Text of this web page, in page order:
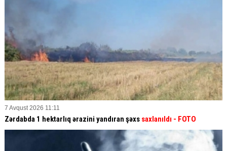
7 Avqust 2026 11:11
Zərdabda 1 hektarlıq ərazini yandıran şəxs saxlanıldı - FOTO